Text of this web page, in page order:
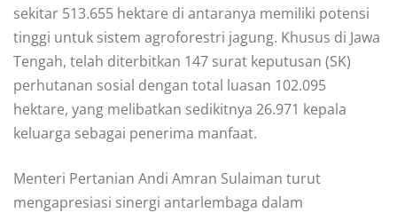
sekitar 513.655 hektare di antaranya memiliki potensi
tinggi untuk sistem agroforestri jagung. Khusus di Jawa
Tengah, telah diterbitkan 147 surat keputusan (SK)
perhutanan sosial dengan total luasan 102.095
hektare, yang melibatkan sedikitnya 26.971 kepala
keluarga sebagai penerima manfaat.
Menteri Pertanian Andi Amran Sulaiman turut
mengapresiasi sinergi antarlembaga dalam